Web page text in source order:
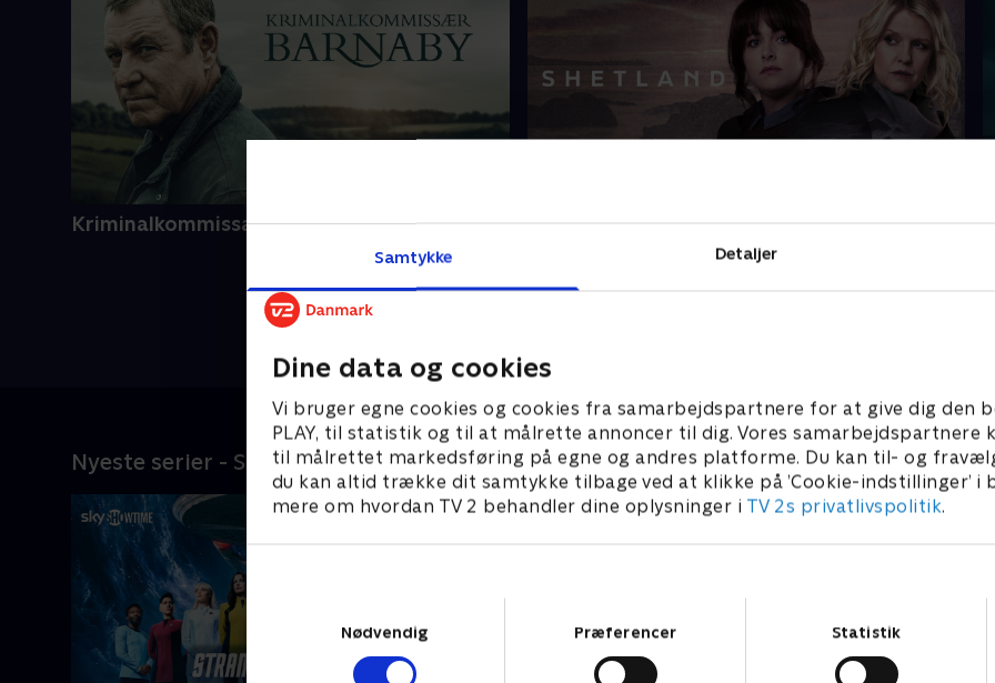
Samtykke Detaljer
Dine data og cookies
Vi bruger egne cookies og cookies fra samarbejdspartnere for at give dig den
PLAY, til statistik og til at målrette annoncer til dig. Vores samarbejdspartnere
til målrettet markedsføring på egne og andres platforme. Du kan til- og
du kan altid trække dit samtykke tilbage ved at klikke på ’Cookie-indstillinger’ i
mere om hvordan TV 2 behandler dine oplysninger i TV 2s privatlivspolitik.
Nødvendig
Præferencer Statistik
Kriminalkommissær Barnaby
Nyeste serier - SkyShowtime